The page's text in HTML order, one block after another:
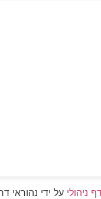
על ידי נהוראי דריין